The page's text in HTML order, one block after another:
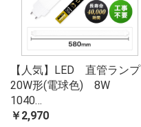
【人気】LED 直管ランプ
20W形(電球色) 8W
1040…
￥2,970